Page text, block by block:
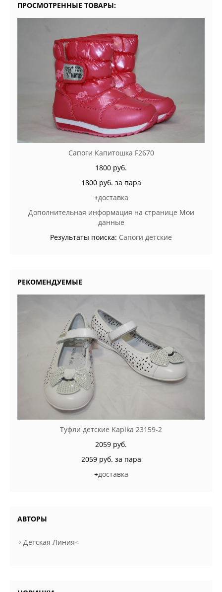
ПРОСМОТРЕННЫЕ ТОВАРЫ:
Сапоги Капитошка F2670
1800 руб.
1800 руб. за пара
+доставка
Дополнительная информация на странице Мои
данные
Результаты поиска: Сапоги детские
РЕКОМЕНДУЕМЫЕ
Туфли детские Kapika 23159-2
2059 руб.
2059 руб. за пара
+доставка
АВТОРЫ
Детская Линия<